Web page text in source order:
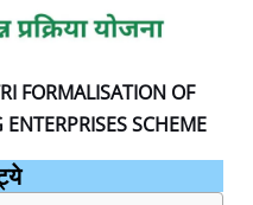
FORMALISATION OF
SCHEME